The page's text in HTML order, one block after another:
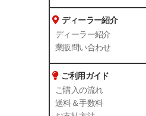
ディーラー紹介
ディーラー紹介
業販問い合わせ
ご利用ガイド
ご購入の流れ
送料＆手数料